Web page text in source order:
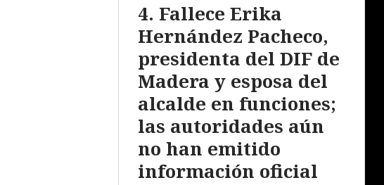
Fallece Erika
Hernández Pacheco,
presidenta del DIF de
Madera y esposa del
alcalde en funciones;
las autoridades aún
no han emitido
información oficial